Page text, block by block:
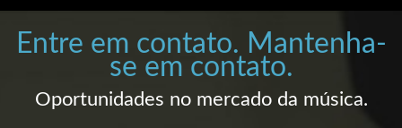
Entre em contato. Mantenha-
se em contato.
Oportunidades no mercado da música.